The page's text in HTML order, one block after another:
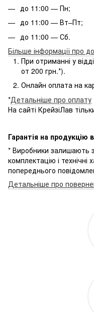
до 11:00 — Пн;
до 11:00 — Вт–Пт;
до 11:00 — Сб.
Більше інформації про
При отриманні у
от 200 грн.*).
Онлайн оплата на
*Детальніше про оплату
На сайті КрейзіЛав
Гарантія на продукцію
* Виробники залишають
комплектацію і технічні
попереднього
Детальніше про